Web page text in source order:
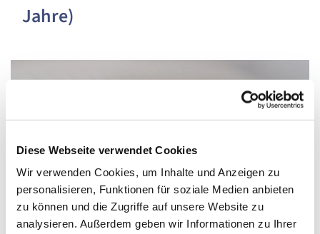
Diese Webseite verwendet Cookies
Wir verwenden Cookies, um Inhalte und Anzeigen zu
personalisieren, Funktionen für soziale Medien anbieten
zu können und die Zugriffe auf unsere Website zu
analysieren. Außerdem geben wir Informationen zu Ihrer
Jahre)